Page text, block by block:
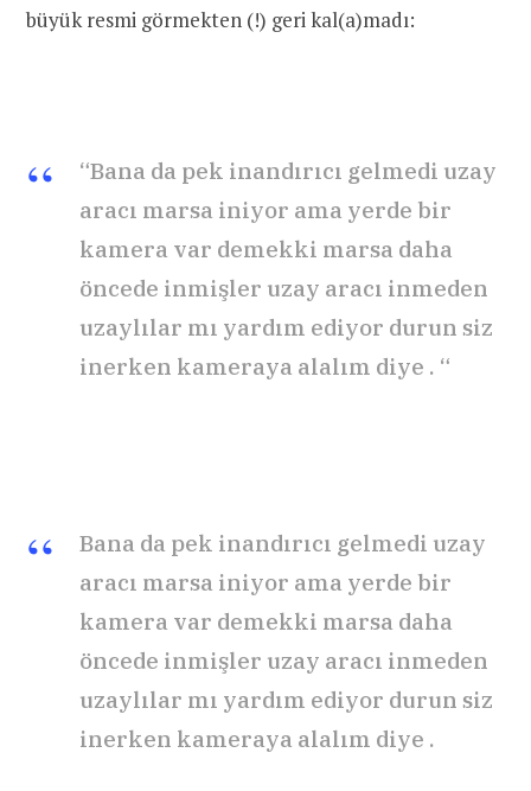
büyük resmi görmekten (!) geri kal(a)madı:
“Bana da pek inandırıcı gelmedi uzay
aracı marsa iniyor ama yerde bir
kamera var demekki marsa daha
öncede inmişler uzay aracı inmeden
uzaylılar mı yardım ediyor durun siz
inerken kameraya alalım diye . “
Bana da pek inandırıcı gelmedi uzay
aracı marsa iniyor ama yerde bir
kamera var demekki marsa daha
öncede inmişler uzay aracı inmeden
uzaylılar mı yardım ediyor durun siz
inerken kameraya alalım diye .